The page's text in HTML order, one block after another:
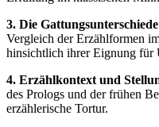
3. Die
Vergleich der Erzählformen
hinsichtlich ihrer Eignung für
4. Erzählkontext und
des Prologs und der frühen
erzählerische Tortur.